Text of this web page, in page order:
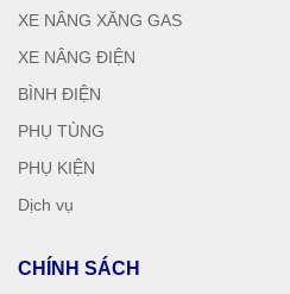
XE NÂNG XĂNG GAS
XE NÂNG ĐIỆN
BÌNH ĐIỆN
PHỤ TÙNG
PHỤ KIỆN
Dịch vụ
CHÍNH SÁCH